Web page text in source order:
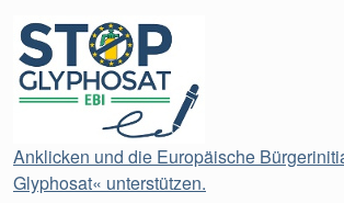
Anklicken und die Europäische
Glyphosat« unterstützen.